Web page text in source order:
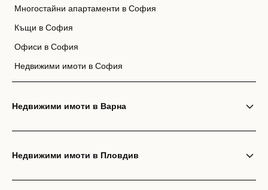
Многостайни апартаменти в София
Къщи в София
Офиси в София
Недвижими имоти в София
Недвижими имоти в Варна
Недвижими имоти в Пловдив